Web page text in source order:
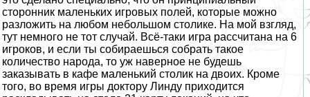
сторонник маленьких игровых полей, которые можно
разложить на любом небольшом столике. На мой взгляд,
тут немного не тот случай. Всё-таки игра рассчитана на 6
игроков, и если ты собираешься собрать такое
количество народа, то уж наверное не будешь
заказывать в кафе маленький столик на двоих. Кроме
того, во время игры доктору Линду приходится